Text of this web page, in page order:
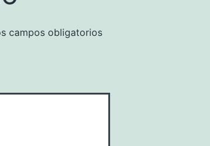
campos obligatorios